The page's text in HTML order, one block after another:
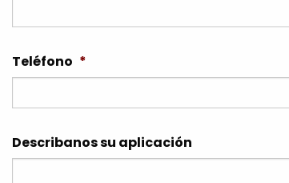
Teléfono *
Describanos su aplicación